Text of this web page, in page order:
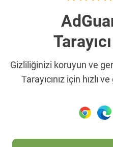
Gizliliğinizi koruyun ve
Tarayıcınız için hızlı